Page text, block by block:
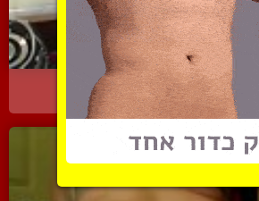
שלל תלבושת מגרות ו...
| 1 המלצות